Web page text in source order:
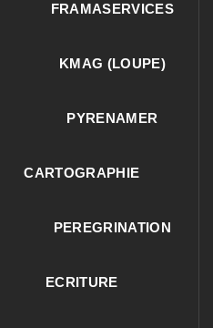
FRAMASERVICES
KMAG (LOUPE)
PYRENAMER
CARTOGRAPHIE
PEREGRINATION
ECRITURE